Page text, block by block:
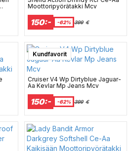
Moottoripyörätakki Mcv
150:- -62% 399 €
Kundfavorit
Cruiser V4 Wp Dirtyblue Jaguar-
Aa Kevlar Mp Jeans Mcv
150:- -62% 399 €